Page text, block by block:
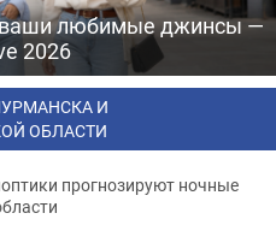
любимые джинсы —
2026
И
ОБЛАСТИ
прогнозируют ночные